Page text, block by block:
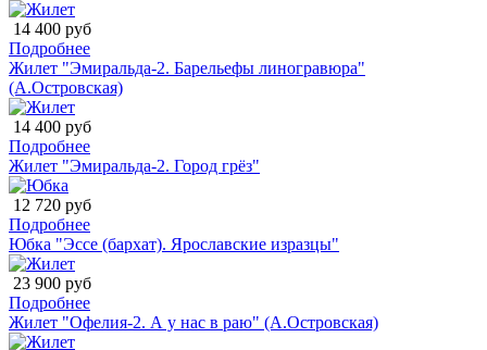
14 400 руб
Подробнее
Жилет "Эмиральда-2. Барельефы линогравюра"
(А.Островская)
14 400 руб
Подробнее
Жилет "Эмиральда-2. Город грёз"
12 720 руб
Подробнее
Юбка "Эссе (бархат). Ярославские изразцы"
23 900 руб
Подробнее
Жилет "Офелия-2. А у нас в раю" (А.Островская)